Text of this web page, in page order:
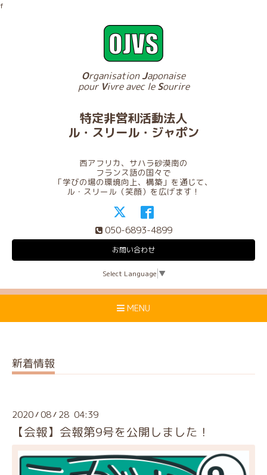
f
OrganisationJaponaise
pour Vivre avec leSourire
特定非営利活動法人
ル・スリール・ジャポン
西アフリカ、サハラ砂漠南の
フランス語の国々で
「学びの場の環境向上、構築」を通じて、
ル・スリール（笑顔）を広げます！
050-6893-4899
お問い合わせ
Select Language ▼
MENU
新着情報
2020/08/ 28 04:39
【会報】会報第9号を公開しました！